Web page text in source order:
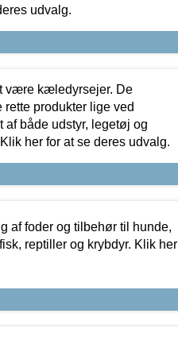
udvalg.
være kæledyrsejer. De
produkter lige ved
af både udstyr, legetøj og
her for at se deres udvalg.
af foder og tilbehør til hunde,
reptiller og krybdyr. Klik her